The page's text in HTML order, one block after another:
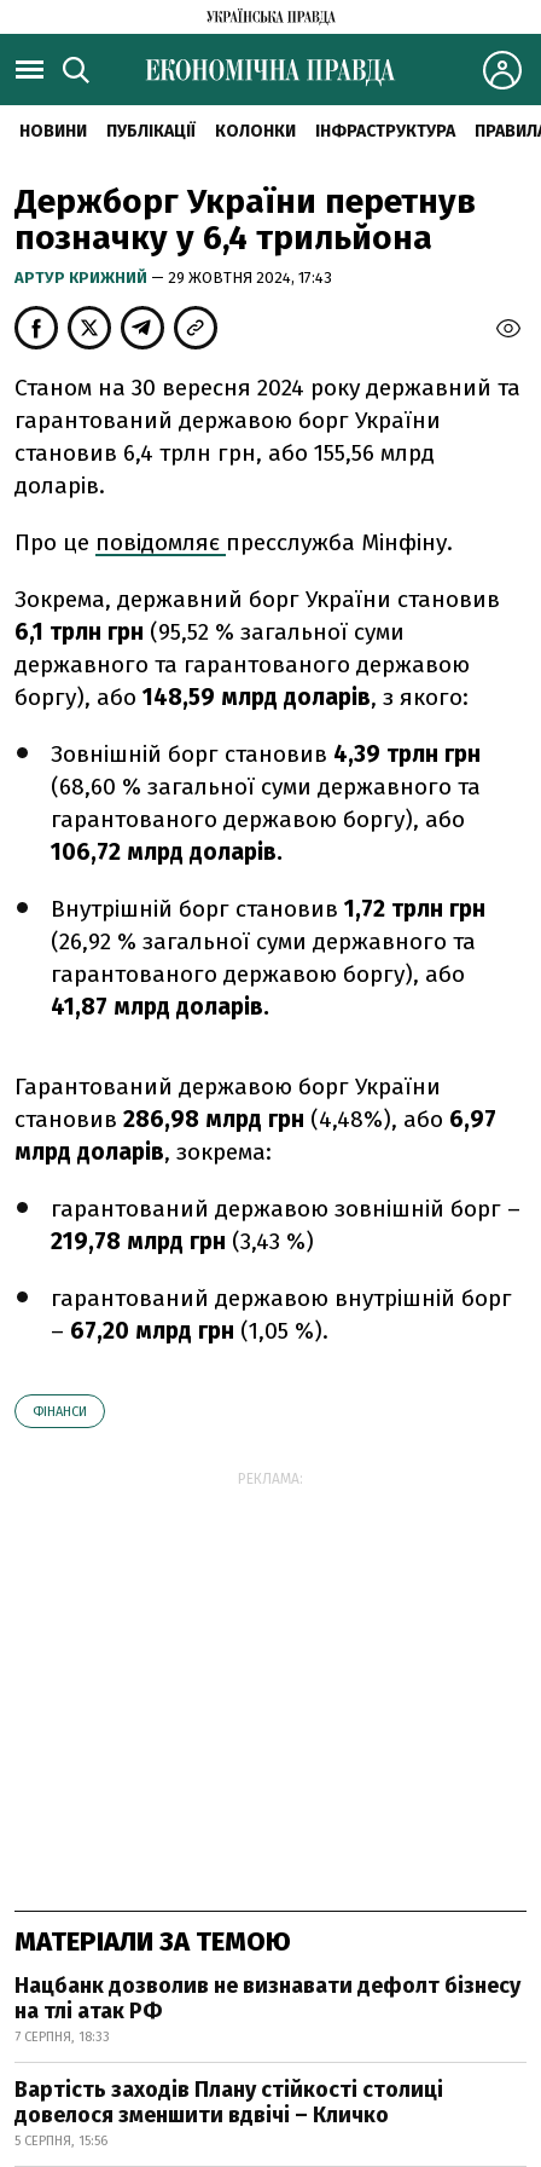
НОВИНИ ПУБЛІКАЦІЇ КОЛОНКИ ІНФРАСТРУКТУРА
Держборг України перетнув
позначку у 6,4 трильйона
АРТУР КРИЖНИЙ — 29 ЖОВТНЯ 2024, 17:43
Станом на 30 вересня 2024 року державний та
гарантований державою борг України
становив 6,4 трлн грн, або 155,56 млрд
доларів.
Про це повідомляє пресслужба Мінфіну.
Зокрема, державний борг України становив
6,1 трлн грн (95,52 % загальної суми
державного та гарантованого державою
боргу), або 148,59 млрд доларів, з якого:
Зовнішній борг становив 4,39 трлн грн
(68,60 % загальної суми державного та
гарантованого державою боргу), або
106,72 млрд доларів.
Внутрішній борг становив 1,72 трлн грн
(26,92 % загальної суми державного та
гарантованого державою боргу), або
41,87 млрд доларів.
Гарантований державою борг України
становив 286,98 млрд грн (4,48%), або 6,97
млрд доларів, зокрема:
гарантований державою зовнішній борг –
219,78 млрд грн (3,43 %)
гарантований державою внутрішній борг
– 67,20 млрд грн (1,05 %).
ФІНАНСИ
РЕКЛАМА:
МАТЕРІАЛИ ЗА ТЕМОЮ
Нацбанк дозволив не визнавати дефолт бізнесу
на тлі атак РФ
7 СЕРПНЯ, 18:33
Вартість заходів Плану стійкості столиці
довелося зменшити вдвічі – Кличко
5 СЕРПНЯ, 15:56